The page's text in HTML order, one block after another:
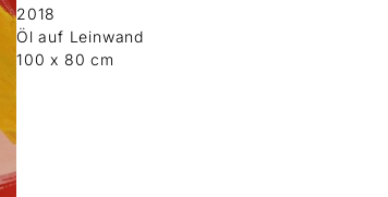
2018
Öl auf Leinwand
100 x 80 cm